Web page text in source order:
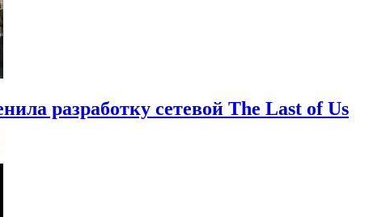
разработку сетевой The Last of Us